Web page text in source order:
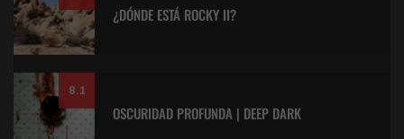
¿DÓNDE ESTÁ ROCKY II?
8.1
OSCURIDAD PROFUNDA | DEEP DARK